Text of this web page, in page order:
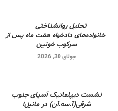
تحلیل روانشناختی
خانواده‌های دادخواه هفت ماه پس از
سرکوب خونین
جولای 30, 2026
نشست دیپلماتیک آسیای جنوب
شرقی‌(آ.سه.آن) در مانیل!